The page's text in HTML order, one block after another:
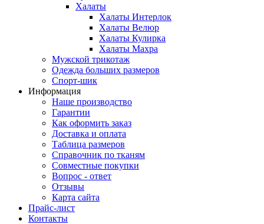
Халаты
Халаты Интерлок
Халаты Велюр
Халаты Кулирка
Халаты Махра
Мужской трикотаж
Одежда больших размеров
Спорт-шик
Информация
Наше производство
Гарантии
Как оформить заказ
Доставка и оплата
Таблица размеров
Справочник по тканям
Совместные покупки
Вопрос - ответ
Отзывы
Карта сайта
Прайс-лист
Контакты